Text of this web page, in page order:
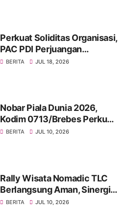
Perkuat Soliditas Organisasi,
PAC PDI Perjuangan
Bumiayu Gelar Silaturahmi
BERITA JUL 18, 2026
Nobar Piala Dunia 2026,
Kodim 0713/Brebes Perkuat
Kemanunggalan TNI-Rakyat
BERITA JUL 10, 2026
Rally Wisata Nomadic TLC
Berlangsung Aman, Sinergi
Polres Brebes dan Instansi
BERITA JUL 10, 2026